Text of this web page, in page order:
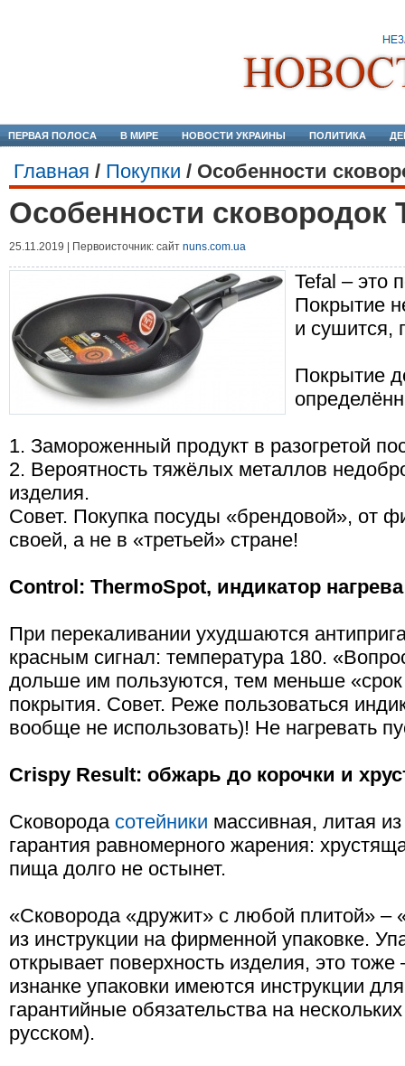
ПЕРВАЯ ПОЛОСА В МИРЕ НОВОСТИ УКРАИНЫ ПОЛИТИКА
Главная / Покупки / Особенности
Особенности сковородок
25.11.2019 | Первоисточник: сайт nuns.com.ua
Tefal – это
Покрытие
и сушится,
Покрытие
1. Замороженный продукт в разогретой
2. Вероятность тяжёлых металлов
изделия.
Совет. Покупка посуды «брендовой», от
своей, а не в «третьей» стране!
Control: ThermoSpot, индикатор нагрева
При перекаливании ухудшаются
красным сигнал: температура 180.
дольше им пользуются, тем меньше «срок
покрытия. Совет. Реже пользоваться
вообще не использовать)! Не нагревать
Crispy Result: обжарь до корочки и
Сковорода сотейники массивная, литая
гарантия равномерного жарения:
пища долго не остынет.
«Сковорода «дружит» с любой плитой»
из инструкции на фирменной упаковке.
открывает поверхность изделия, это
изнанке упаковки имеются инструкции
гарантийные обязательства на
русском).